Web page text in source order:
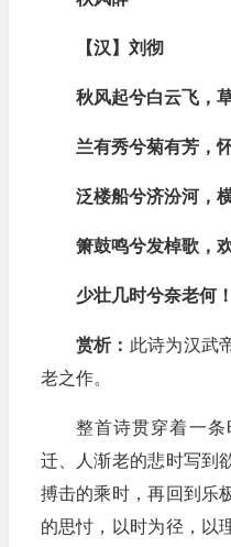
【汉】刘彻
秋风起兮白云飞，
兰有秀兮菊有芳，
泛楼船兮济汾河，
箫鼓鸣兮发棹歌，
少壮几时兮奈老何！
赏析： 此诗为汉武
老之作。
整首诗贯穿着一
迁、人渐老的悲时写到
搏击的乘时，再回到乐
的思忖，以时为径，以